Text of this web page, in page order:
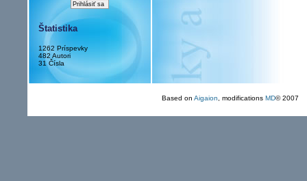
Štatistika
1262 Príspevky
482 Autori
31 Čísla
Based on Aigaion , modifications MD© 2007